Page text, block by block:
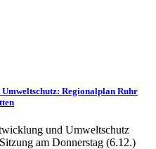
Regionalplan Ruhr
und Umweltschutz
am Donnerstag (6.12.)